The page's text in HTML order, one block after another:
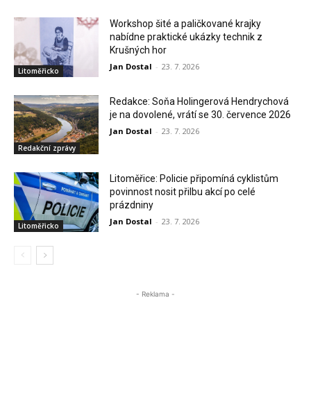
Litoměřicko
Workshop šité a paličkované krajky
nabídne praktické ukázky technik z
Krušných hor
Jan Dostal - 23. 7. 2026
Redakční zprávy
Redakce: Soňa Holingerová Hendrychová
je na dovolené, vrátí se 30. července 2026
Jan Dostal - 23. 7. 2026
Litoměřicko
Litoměřice: Policie připomíná cyklistům
povinnost nosit přilbu akcí po celé
prázdniny
Jan Dostal - 23. 7. 2026
- Reklama -